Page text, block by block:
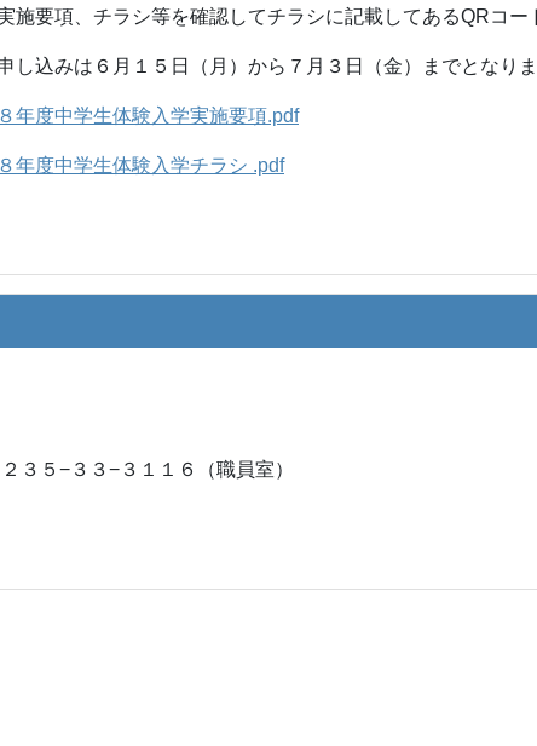
施要項、チラシ等を確認してチラシに記載してあるQRコー
し込みは６月１５日（月）から７月３日（金）までとなりま
年度中学生体験入学実施要項.pdf
年度中学生体験入学チラシ .pdf
５−３３−３１１６（職員室）